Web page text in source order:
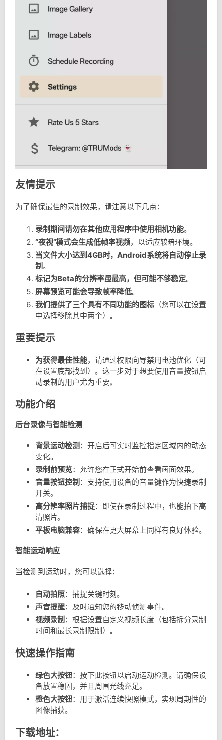
友情提示
为了确保最佳的录制效果，请注意以下几点：
录制期间请勿在其他应用程序中使用相机功能。
“夜视”模式会生成低帧率视频，以适应较暗环境。
当文件大小达到4GB时，Android系统将自动停止录
制。
标记为Beta的分辨率虽最高，但可能不够稳定。
屏幕预览可能会导致帧率降低。
我们提供了三个具有不同功能的图标 （您可以在设置
中选择移除其中两个）。
重要提示
为获得最佳性能，请通过权限向导禁用电池优化（可
在设置底部找到）。这一步对于想要使用音量按钮启
动录制的用户尤为重要。
功能介绍
后台录像与智能检测
背景运动检测 ：开启后可实时监控指定区域内的动态
变化。
录制前预览：允许您在正式开始前查看画面效果。
音量按钮控制 ：支持使用设备的音量键作为快捷录制
开关。
高分辨率照片捕捉：即使在录制过程中，也能拍下高
清照片。
平板电脑兼容：确保在更大屏幕上同样有良好体验。
智能运动响应
当检测到运动时，您可以选择：
自动拍照：捕捉关键时刻。
声音提醒：及时通知您的移动侦测事件。
视频录制 ：根据设置自定义视频长度（包括拆分录制
时间和最长录制限制）。
快速操作指南
绿色大按钮：按下此按钮以启动运动检测。请确保设
备放置稳固，并且周围光线充足。
橙色大按钮：用于激活连续快照模式，实现周期性的
图像捕获。
下载地址：